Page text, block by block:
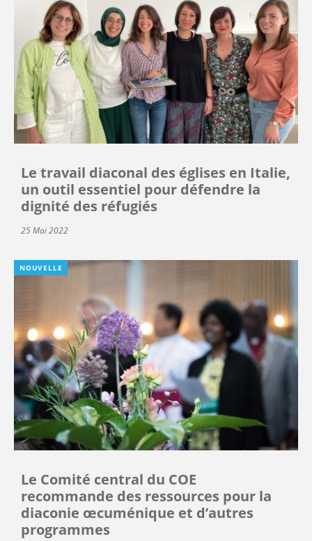
Le travail diaconal des églises en Italie,
un outil essentiel pour défendre la
dignité des réfugiés
25 Mai 2022
NOUVELLE
Le Comité central du COE
recommande des ressources pour la
diaconie œcuménique et d’autres
programmes